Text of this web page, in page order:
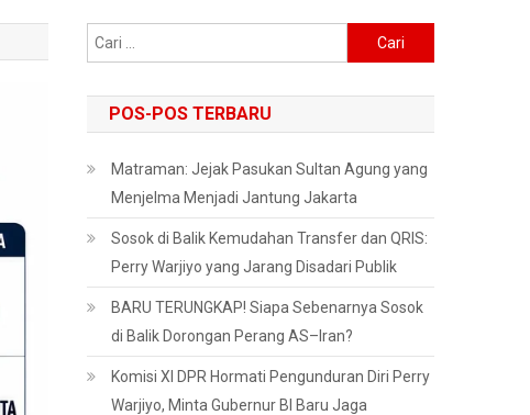
untuk:
POS-POS TERBARU
Matraman: Jejak Pasukan Sultan Agung yang
Menjelma Menjadi Jantung Jakarta
Sosok di Balik Kemudahan Transfer dan QRIS:
Perry Warjiyo yang Jarang Disadari Publik
BARU TERUNGKAP! Siapa Sebenarnya Sosok
di Balik Dorongan Perang AS–Iran?
Komisi XI DPR Hormati Pengunduran Diri Perry
Warjiyo, Minta Gubernur BI Baru Jaga